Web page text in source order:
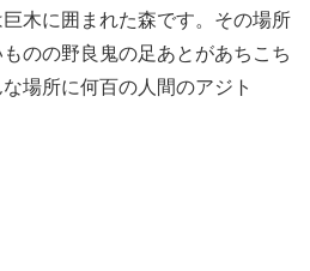
木に囲まれた森です。その場所
のの野良鬼の足あとがあちこち
場所に何百の人間のアジト